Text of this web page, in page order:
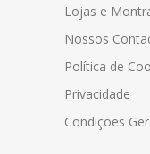
Lojas e
Nossos
Política de
Privacidade
Condições